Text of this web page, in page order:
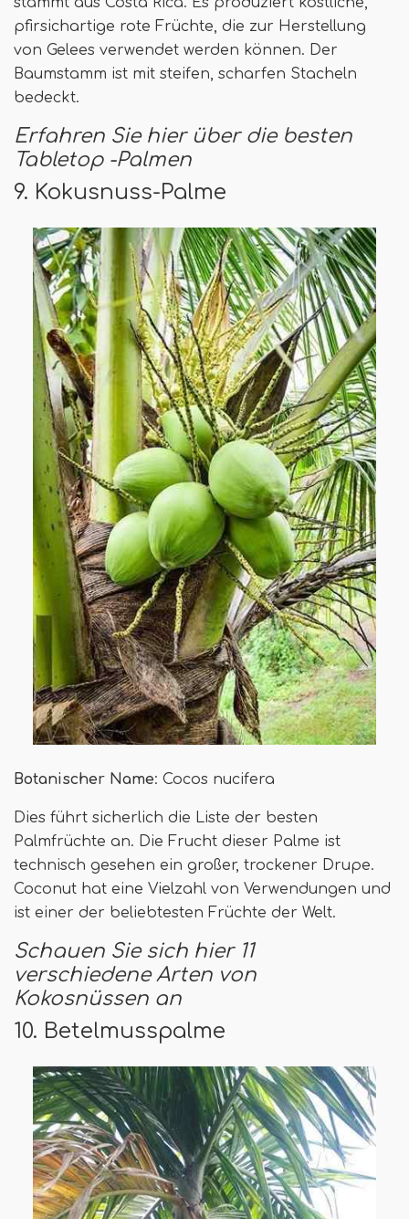
pfirsichartige rote Früchte, die zur Herstellung
von Gelees verwendet werden können. Der
Baumstamm ist mit steifen, scharfen Stacheln
bedeckt.
Erfahren Sie hier über die besten
Tabletop -Palmen
9. Kokusnuss-Palme
Botanischer Name: Cocos nucifera
Dies führt sicherlich die Liste der besten
Palmfrüchte an. Die Frucht dieser Palme ist
technisch gesehen ein großer, trockener Drupe.
Coconut hat eine Vielzahl von Verwendungen und
ist einer der beliebtesten Früchte der Welt.
Schauen Sie sich hier 11
verschiedene Arten von
Kokosnüssen an
10. Betelmusspalme